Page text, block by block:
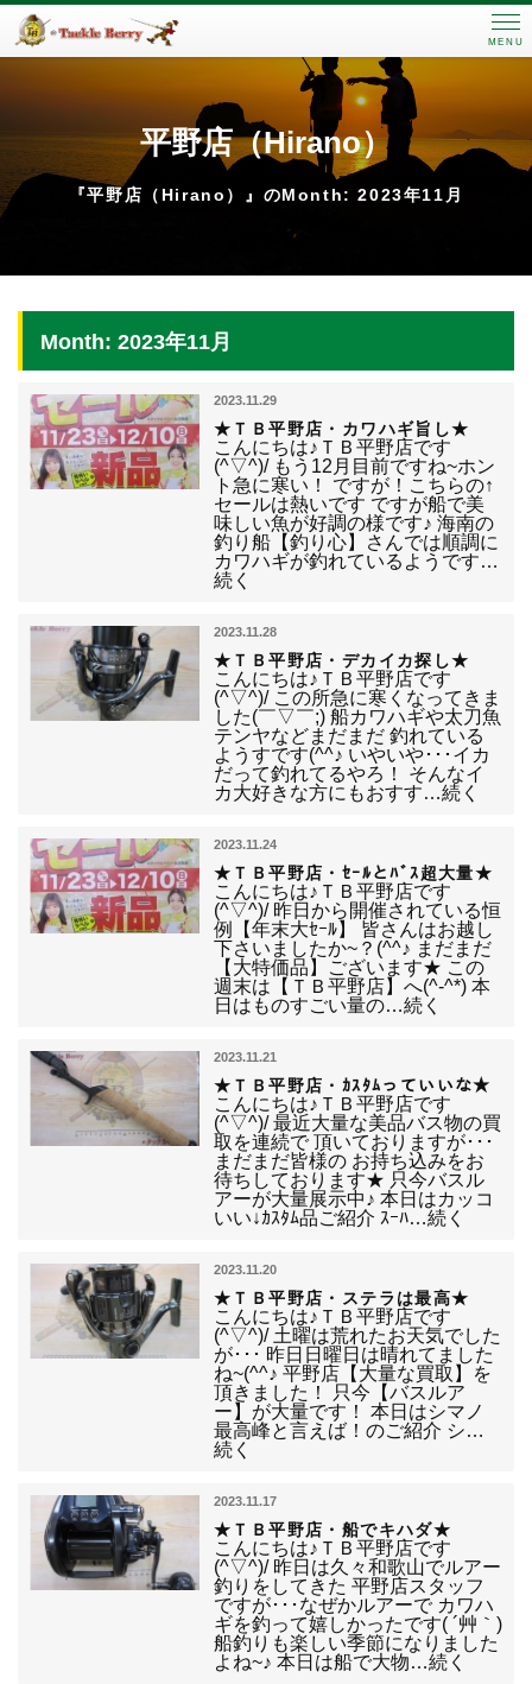
MENU
平野店（Hirano）
『平野店（Hirano）』のMonth: 2023年11月
Month: 2023年11月
2023.11.29
★ＴＢ平野店・カワハギ旨し★
こんにちは♪ＴＢ平野店です
(^▽^)/ もう12月目前ですね~ホン
ト急に寒い！ ですが！こちらの↑
セールは熱いです ですが船で美
味しい魚が好調の様です♪ 海南の
釣り船【釣り心】さんでは順調に
カワハギが釣れているようです…
続く
2023.11.28
★ＴＢ平野店・デカイカ探し★
こんにちは♪ＴＢ平野店です
(^▽^)/ この所急に寒くなってきま
した(￣▽￣;) 船カワハギや太刀魚
テンヤなどまだまだ 釣れている
ようすです(^^♪ いやいや･･･イカ
だって釣れてるやろ！ そんなイ
カ大好きな方にもおすす…続く
2023.11.24
★ＴＢ平野店・ｾｰﾙとﾊﾞｽ超大量★
こんにちは♪ＴＢ平野店です
(^▽^)/ 昨日から開催されている恒
例【年末大ｾｰﾙ】 皆さんはお越し
下さいましたか~？(^^♪ まだまだ
【大特価品】ございます★ この
週末は【ＴＢ平野店】へ(^-^*) 本
日はものすごい量の…続く
2023.11.21
★ＴＢ平野店・ｶｽﾀﾑっていいな★
こんにちは♪ＴＢ平野店です
(^▽^)/ 最近大量な美品バス物の買
取を連続で 頂いておりますが･･･
まだまだ皆様の お持ち込みをお
待ちしております★ 只今バスル
アーが大量展示中♪ 本日はカッコ
いい↓ｶｽﾀﾑ品ご紹介 ｽｰﾊ…続く
2023.11.20
★ＴＢ平野店・ステラは最高★
こんにちは♪ＴＢ平野店です
(^▽^)/ 土曜は荒れたお天気でした
が･･･ 昨日日曜日は晴れてました
ね~(^^♪ 平野店【大量な買取】を
頂きました！ 只今【バスルア
ー】が大量です！ 本日はシマノ
最高峰と言えば！のご紹介 シ…
続く
2023.11.17
★ＴＢ平野店・船でキハダ★
こんにちは♪ＴＢ平野店です
(^▽^)/ 昨日は久々和歌山でルアー
釣りをしてきた 平野店スタッフ
ですが･･･なぜかルアーで カワハ
ギを釣って嬉しかったです( ´艸｀)
船釣りも楽しい季節になりました
よね~♪ 本日は船で大物…続く